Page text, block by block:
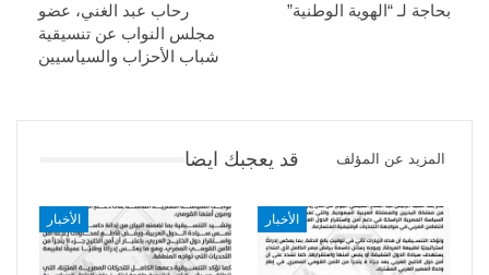
رحاب عبد الغني، عضو
مجلس النواب عن تنسيقية
شباب الأحزاب والسياسيين
بحاجة لـ “الهوية الوطنية”
قد يعجبك ايضا المزيد عن المؤلف
الأخبار الأخبار